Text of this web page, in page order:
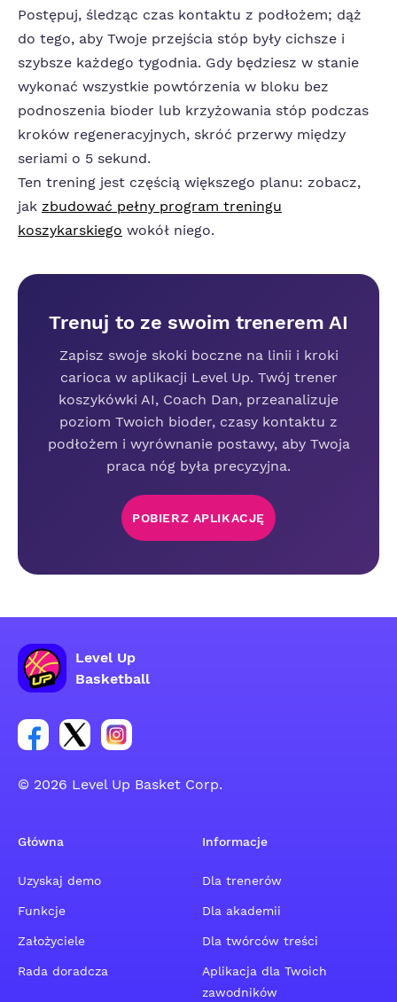
Postępuj, śledząc czas kontaktu z podłożem; dąż
do tego, aby Twoje przejścia stóp były cichsze i
szybsze każdego tygodnia. Gdy będziesz w stanie
wykonać wszystkie powtórzenia w bloku bez
podnoszenia bioder lub krzyżowania stóp podczas
kroków regeneracyjnych, skróć przerwy między
seriami o 5 sekund.
Ten trening jest częścią większego planu: zobacz,
jak zbudować pełny program treningu
koszykarskiego wokół niego.
Trenuj to ze swoim trenerem AI
Zapisz swoje skoki boczne na linii i kroki
carioca w aplikacji Level Up. Twój trener
koszykówki AI, Coach Dan, przeanalizuje
poziom Twoich bioder, czasy kontaktu z
podłożem i wyrównanie postawy, aby Twoja
praca nóg była precyzyjna.
POBIERZ APLIKACJĘ
Level Up
Basketball
Link do grupy społecznościowej na Facebooku
Link do konta na Twitterze grupy
Link do konta na Instagramie grupy
© 2026 Level Up Basket Corp.
Główna
Uzyskaj demo
Funkcje
Założyciele
Rada doradcza
Informacje
Dla trenerów
Dla akademii
Dla twórców treści
Aplikacja dla Twoich
zawodników